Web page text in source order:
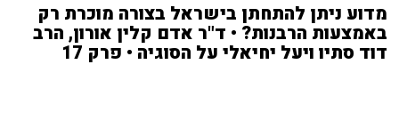
מדוע ניתן להתחתן בישראל בצורה מוכרת רק
באמצעות הרבנות? • ד"ר אדם קלין אורון, הרב
דוד סתיו ויעל יחיאלי על הסוגיה • פרק 17